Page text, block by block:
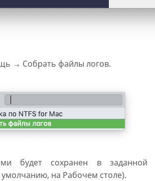
→ Собрать файлы логов.
будет сохранен в заданной
на Рабочем столе).